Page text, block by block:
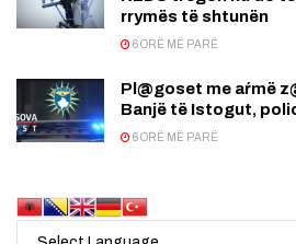
rrymës të shtunën
6 ORË MË PARË
Pl@goset me aŕmë
Banjë të Istogut,
6 ORË MË PARË